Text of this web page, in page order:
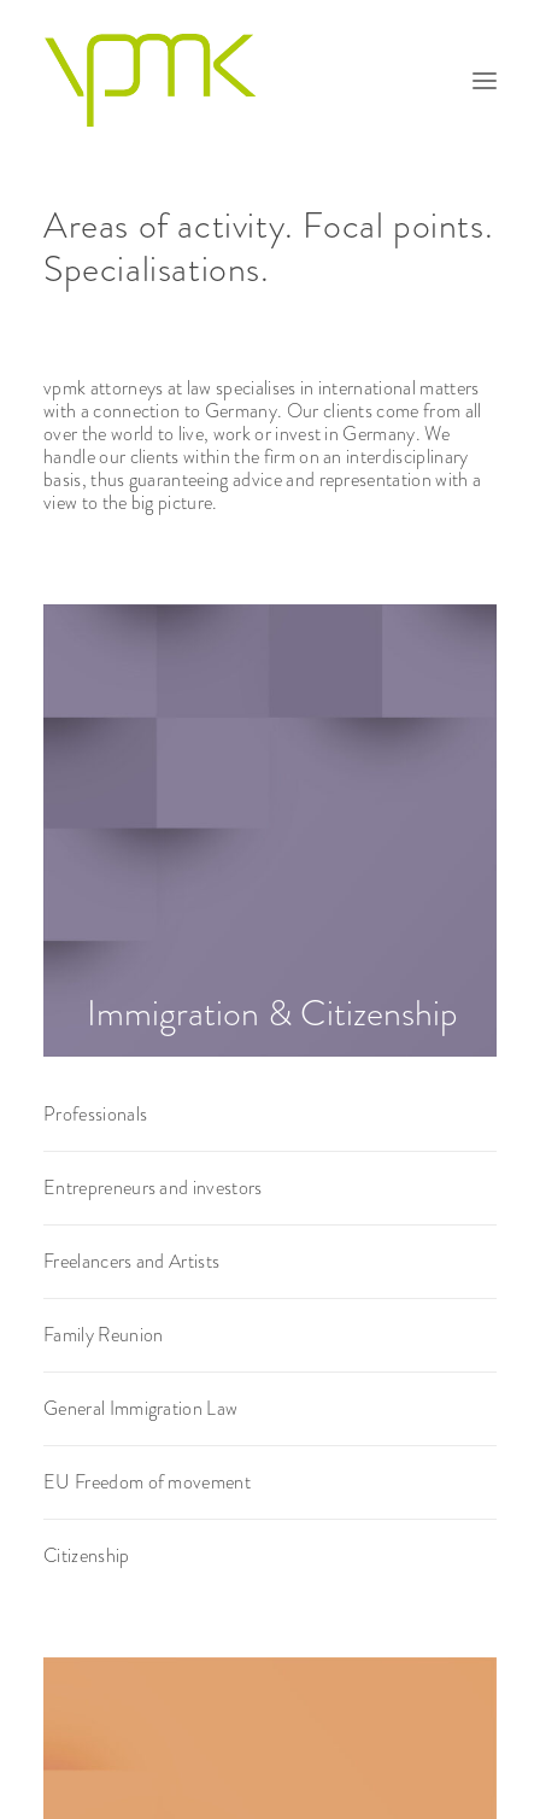
OUR PHILOSOPHY
FAQS
CONTACT
Areas of activity. Focal points.
Specialisations.
vpmk attorneys at law specialises in international matters
with a connection to Germany. Our clients come from all
over the world to live, work or invest in Germany. We
handle our clients within the firm on an interdisciplinary
basis, thus guaranteeing advice and representation with a
view to the big picture.
Immigration & Citizenship
Professionals
Entrepreneurs and investors
Freelancers and Artists
Family Reunion
General Immigration Law
EU Freedom of movement
Citizenship